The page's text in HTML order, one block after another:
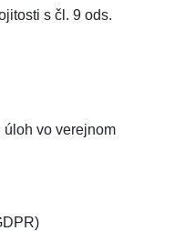
s čl. 9 ods.
úloh vo verejnom